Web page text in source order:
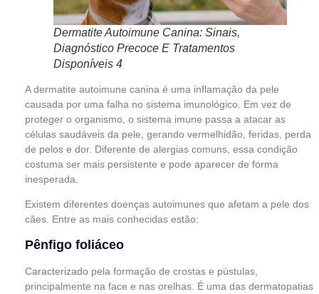
Dermatite Autoimune Canina: Sinais,
Diagnóstico Precoce E Tratamentos
Disponíveis 4
A dermatite autoimune canina é uma inflamação da pele
causada por uma falha no sistema imunológico. Em vez de
proteger o organismo, o sistema imune passa a atacar as
células saudáveis da pele, gerando vermelhidão, feridas, perda
de pelos e dor. Diferente de alergias comuns, essa condição
costuma ser mais persistente e pode aparecer de forma
inesperada.
Existem diferentes doenças autoimunes que afetam a pele dos
cães. Entre as mais conhecidas estão:
Pênfigo foliáceo
Caracterizado pela formação de crostas e pústulas,
principalmente na face e nas orelhas. É uma das dermatopatias